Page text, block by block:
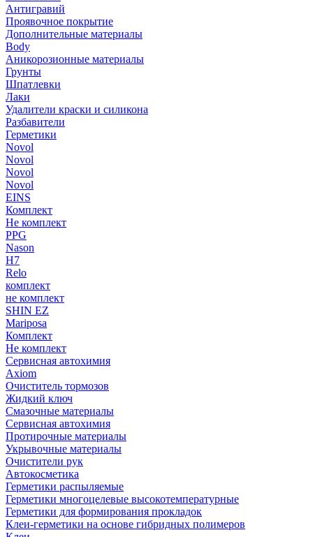
Антигравий
Проявочное покрытие
Дополнительные материалы
Body
Аникорозионные материалы
Грунты
Шпатлевки
Лаки
Удалители краски и силикона
Разбавители
Герметики
Novol
Novol
Novol
Novol
EINS
Комплект
Не комплект
PPG
Nason
H7
Relo
комплект
не комплект
SHIN EZ
Mariposa
Комплект
Не комплект
Сервисная автохимия
Axiom
Очиститель тормозов
Жидкий ключ
Смазочные материалы
Сервисная автохимия
Протирочные материалы
Укрывочные материалы
Очистители рук
Автокосметика
Герметики распыляемые
Герметики многоцелевые высокотемпературные
Герметики для формирования прокладок
Клеи-герметики на основе гибридных полимеров